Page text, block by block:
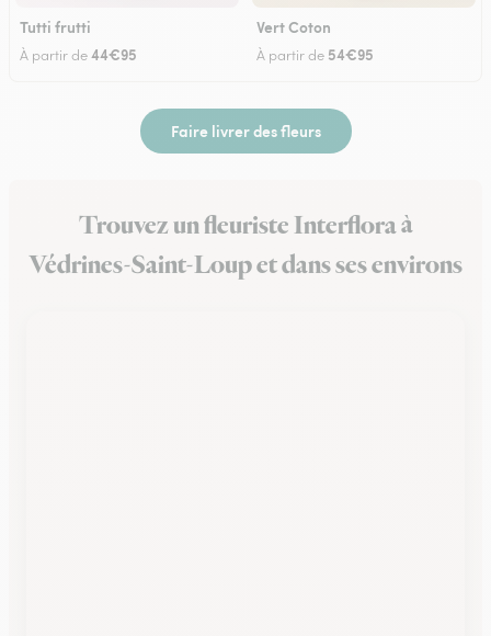
Tutti frutti
À partir de44€95
Vert Coton
À partir de 54€95
Faire livrer des fleurs
Trouvez un fleuriste Interflora à
Védrines-Saint-Loup et dans ses environs